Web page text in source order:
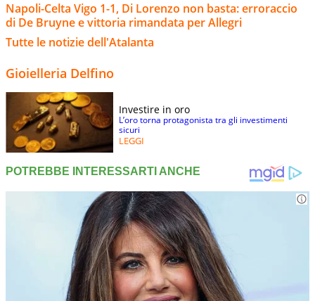
Napoli-Celta Vigo 1-1, Di Lorenzo non basta: erroraccio
di De Bruyne e vittoria rimandata per Allegri
Tutte le notizie dell'Atalanta
Gioielleria Delfino
Investire in oro
L’oro torna protagonista tra gli investimenti
sicuri
LEGGI